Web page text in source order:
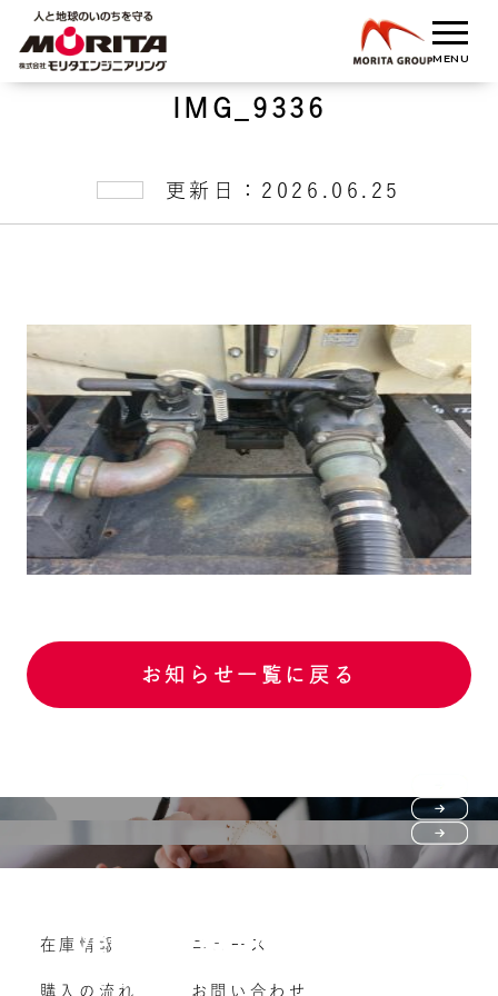
IMG_9336
更新日：2026.06.25
お知らせ一覧に戻る
購入の流れ
よくいただくご質問
Vehicle purchase
車両買い取り
在庫情報
購入の流れ
ニュース
お問い合わせ